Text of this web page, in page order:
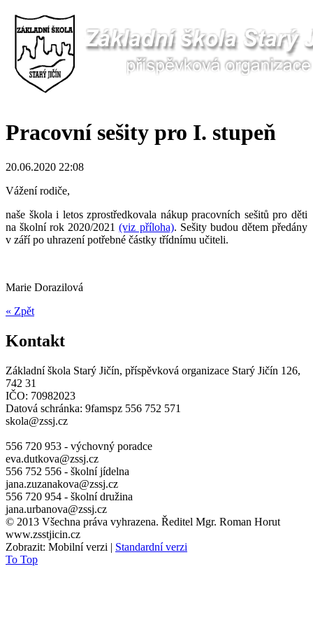
Pracovní sešity pro I. stupeň
20.06.2020 22:08
Vážení rodiče,
naše škola i letos zprostředkovala nákup pracovních sešitů pro děti
na školní rok 2020/2021(viz příloha). Sešity budou dětem předány
v září po uhrazení potřebné částky třídnímu učiteli.
Marie Dorazilová
« Zpět
Kontakt
Základní škola Starý Jičín, příspěvková organizace Starý Jičín 126,
742 31
IČO: 70982023
Datová schránka: 9famspz 556 752 571
skola@zssj.cz
556 720 953 - výchovný poradce
eva.dutkova@zssj.cz
556 752 556 - školní jídelna
jana.zuzanakova@zssj.cz
556 720 954 - školní družina
jana.urbanova@zssj.cz
© 2013 Všechna práva vyhrazena. Ředitel Mgr. Roman Horut
www.zsstjicin.cz
Zobrazit: Mobilní verzi | Standardní verzi
To Top